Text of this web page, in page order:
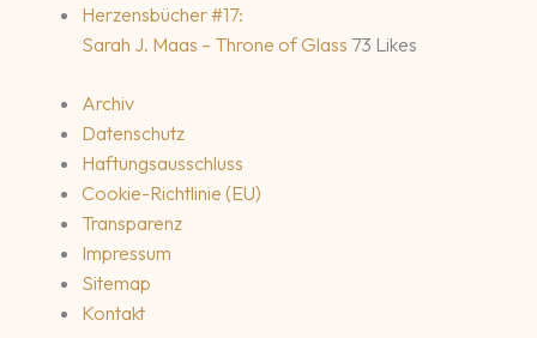
Herzensbücher #17:
Sarah J. Maas – Throne of Glass 73 Likes
Archiv
Datenschutz
Haftungsausschluss
Cookie-Richtlinie (EU)
Transparenz
Impressum
Sitemap
Kontakt